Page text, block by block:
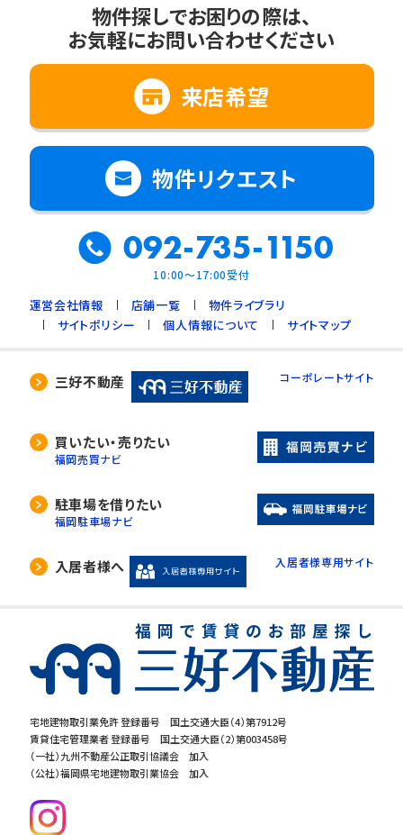
宅地建物取引業免許 登録番号 国土交通大臣（4）第7912号
賃貸住宅管理業者 登録番号 国土交通大臣（2）第003458号
（一社）九州不動産公正取引協議会 加入
（公社）福岡県宅地建物取引業協会 加入
物件探しでお困りの際は、
お気軽にお問い合わせください
来店希望
物件リクエスト
092-735-1150
10:00～17:00受付
運営会社情報 店舗一覧
物件ライブラリ
サイトポリシー
個人情報について サイトマップ
三好不動産 コーポレートサイト
買いたい・売りたい
福岡売買ナビ
駐車場を借りたい
福岡駐車場ナビ
入居者様へ 入居者様専用サイト